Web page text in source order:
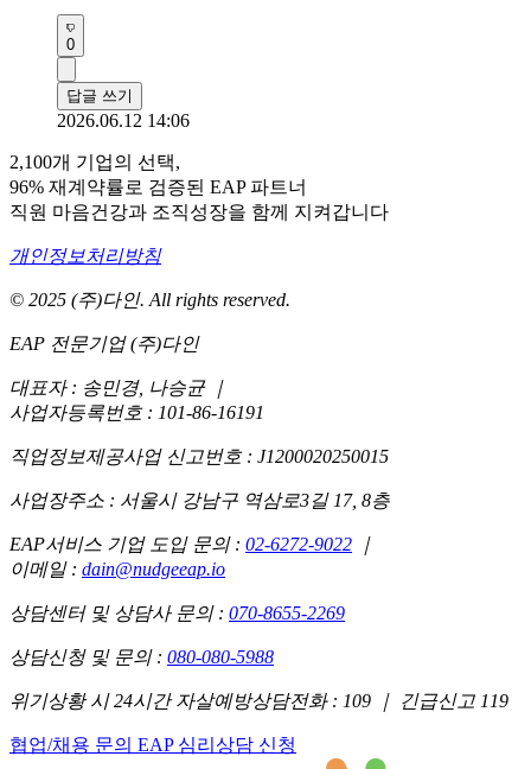
0
답글 쓰기
2026.06.12 14:06
2,100개 기업의 선택,
96% 재계약률로 검증된 EAP 파트너
직원 마음건강과 조직성장을 함께 지켜갑니다
개인정보처리방침
© 2025 (주)다인. All rights reserved.
EAP 전문기업 (주)다인
대표자 : 송민경, 나승균 ｜
사업자등록번호 : 101-86-16191
직업정보제공사업 신고번호 : J1200020250015
사업장주소 : 서울시 강남구 역삼로3길 17, 8층
EAP서비스 기업 도입 문의 : 02-6272-9022
｜
이메일 : dain@nudgeeap.io
상담센터 및 상담사 문의 : 070-8655-2269
상담신청 및 문의 : 080-080-5988
위기상황 시 24시간 자살예방상담전화 : 109 ｜ 긴급신고 119
협업/채용 문의 EAP 심리상담 신청